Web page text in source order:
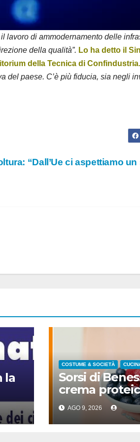
lavoro di ammodernamento delle
della qualità”. Lo ha detto il
della Tecnica di
del paese. C’è più fiducia, sia negli
“Dall’Ue ci aspettiamo
la
COSTUME & SOCIETÀ
Sorsi di
crema
spuntino
AGO 9, 2026